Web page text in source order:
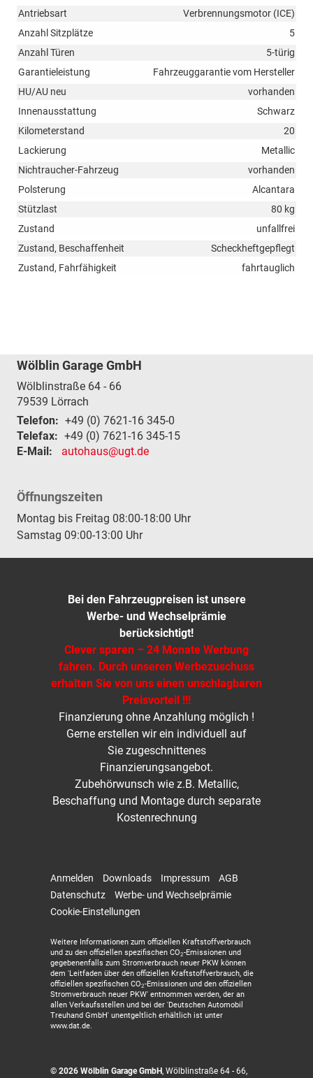
Antriebsart
Verbrennungsmotor (ICE)
Anzahl Sitzplätze
5
Anzahl Türen
5-türig
Garantieleistung
Fahrzeuggarantie vom Hersteller
HU/AU neu
vorhanden
Innenausstattung
Schwarz
Kilometerstand
20
Lackierung
Metallic
Nichtraucher-Fahrzeug
vorhanden
Polsterung
Alcantara
Stützlast
80 kg
Zustand
unfallfrei
Zustand, Beschaffenheit
Scheckheftgepflegt
Zustand, Fahrfähigkeit
fahrtauglich
Wölblin Garage GmbH
Wölblinstraße 64 - 66
79539 Lörrach
Telefon: +49 (0) 7621-16 345-0
Telefax: +49 (0) 7621-16 345-15
E-Mail:
autohaus@ugt.de
Öffnungszeiten
Montag bis Freitag 08:00-18:00 Uhr
Samstag 09:00-13:00 Uhr
Bei den Fahrzeugpreisen ist unsere
Werbe- und Wechselprämie
berücksichtigt!
Clever sparen – 24 Monate Werbung
fahren. Durch unseren Werbezuschuss
erhalten Sie von uns einen unschlagbaren
Preisvorteil !!!
Finanzierung ohne Anzahlung möglich !
Gerne erstellen wir ein individuell auf
Sie zugeschnittenes
Finanzierungsangebot.
Zubehörwunsch wie z.B. Metallic,
Beschaffung und Montage durch separate
Kostenrechnung
Anmelden Downloads Impressum
AGB
Datenschutz
Werbe- und Wechselprämie
Cookie-Einstellungen
Weitere Informationen zum offiziellen Kraftstoffverbrauch
und zu den offiziellen spezifischen CO2-Emissionen und
gegebenenfalls zum Stromverbrauch neuer PKW können
dem 'Leitfaden über den offiziellen Kraftstoffverbrauch, die
offiziellen spezifischen CO2-Emissionen und den offiziellen
Stromverbrauch neuer PKW' entnommen werden, der an
allen Verkaufsstellen und bei der 'Deutschen Automobil
Treuhand GmbH' unentgeltlich erhältlich ist unter
www.dat.de.
© 2026 Wölblin Garage GmbH, Wölblinstraße 64 - 66,